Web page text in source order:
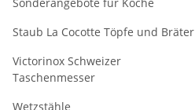
Staub La Cocotte Töpfe und Bräter
Victorinox Schweizer
Taschenmesser
Wetzstähle